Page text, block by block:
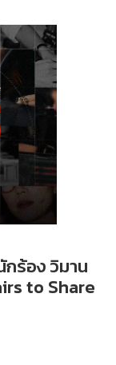
กร้อง วิมาน
to Share